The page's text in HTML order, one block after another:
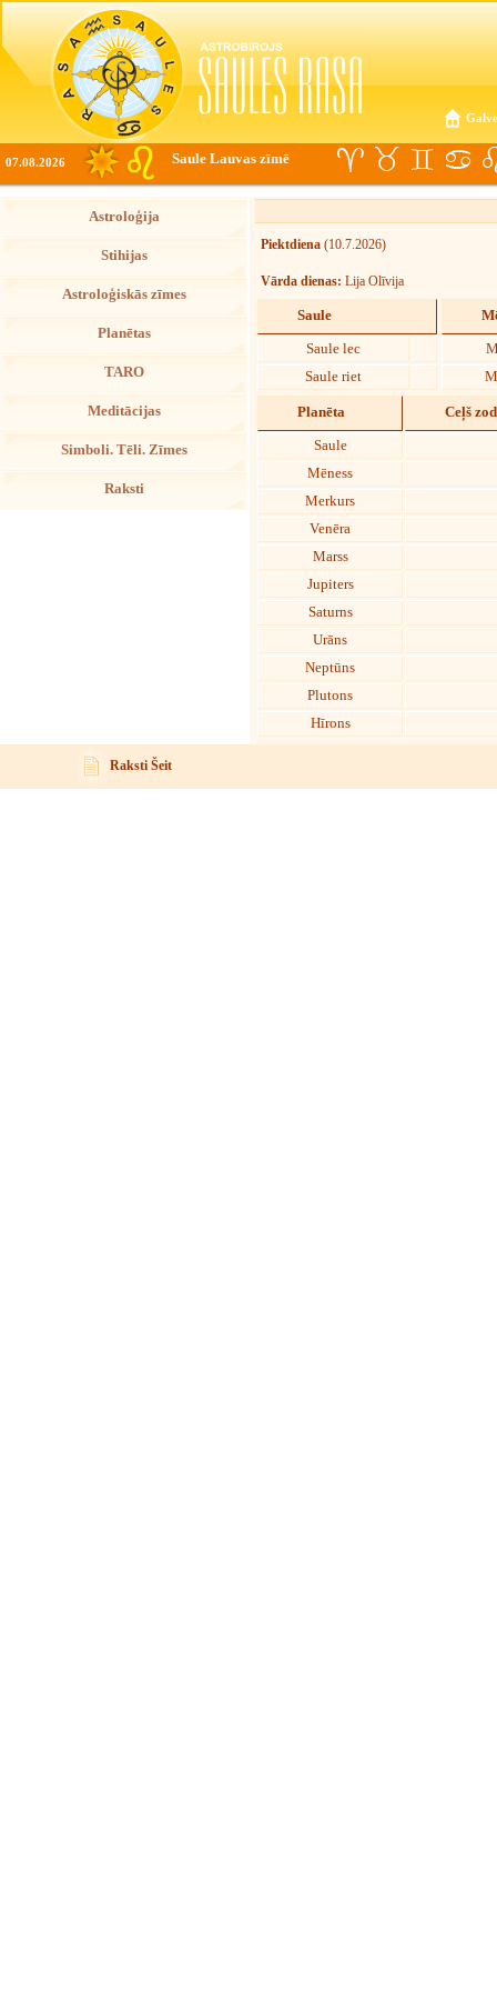
07.08.2026 Saule Lauvas zīmē
Astroloģija
Stihijas
Astroloģiskās zīmes
Planētas
TARO
Meditācijas
Simboli. Tēli. Zīmes
Raksti
Piektdiena (10.7.2026)
Vārda dienas: Lija Olīvija
Saule
Saule lec
Saule riet
Planēta Ceļš
Saule
Mēness
Merkurs
Venēra
Marss
Jupiters
Saturns
Urāns
Neptūns
Plutons
Hīrons
Raksti Šeit